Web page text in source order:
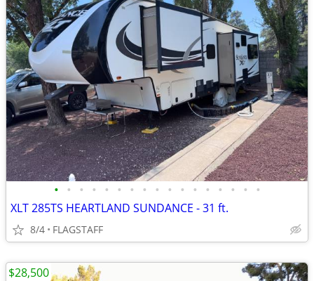
• • • • • • • • • • • • • • • • •
XLT 285TS HEARTLAND SUNDANCE - 31 ft.
8/4 FLAGSTAFF
$28,500